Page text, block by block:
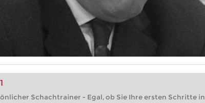
Schachtrainer - Egal, ob Sie Ihre ersten Schritte in